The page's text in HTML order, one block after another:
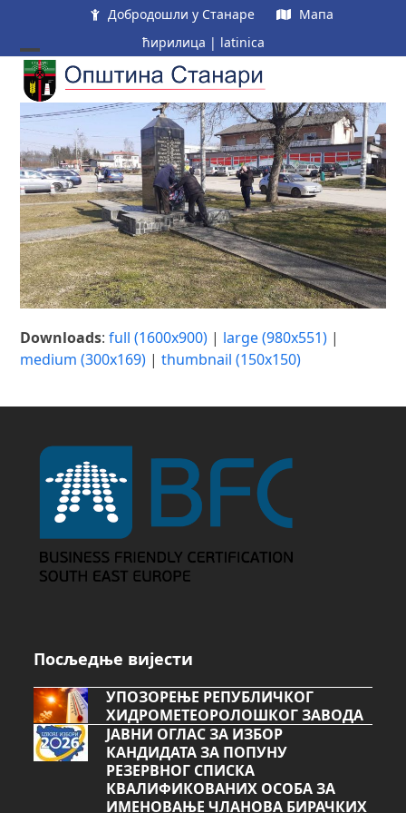
content
Добродошли у Станаре
Мапа
ћирилица | latinica
Open
mobile
menu
Close
mobile
menu
Downloads:full (1600x900) | large (980x551) |
medium (300x169) |thumbnail (150x150)
Посљедње вијести
УПОЗОРЕЊЕ РЕПУБЛИЧКОГ
ХИДРОМЕТЕОРОЛОШКОГ ЗАВОДА
ЈАВНИ ОГЛАС ЗА ИЗБОР
КАНДИДАТА ЗА ПОПУНУ
РЕЗЕРВНОГ СПИСКА
КВАЛИФИКОВАНИХ ОСОБА ЗА
ИМЕНОВАЊЕ ЧЛАНОВА БИРАЧКИХ